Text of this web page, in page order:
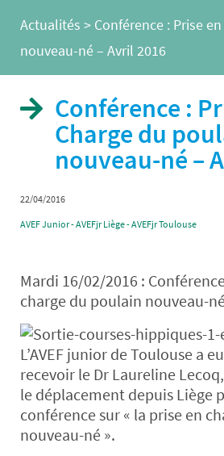
Actualités > Conférence : Prise
nouveau-né – Avril 2016
Conférence :
Charge du
nouveau-né –
22/04/2016
AVEF Junior - AVEFjr Liège - AVEFjr Toulouse
Mardi 16/02/2016 :
charge du poulain nouveau-
L’AVEF junior de Toulouse a
recevoir le Dr Laureline
le déplacement depuis Liège
conférence sur « la prise en
nouveau-né ».